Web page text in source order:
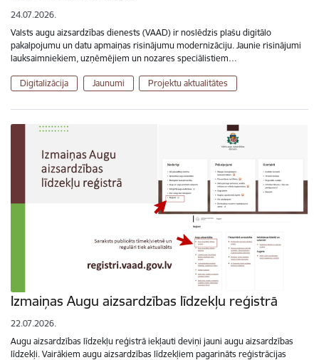
24.07.2026.
Valsts augu aizsardzības dienests (VAAD) ir noslēdzis plašu digitālo
pakalpojumu un datu apmaiņas risinājumu modernizāciju. Jaunie risinājumi
lauksaimniekiem, uzņēmējiem un nozares speciālistiem…
Digitalizācija Jaunumi Projektu aktualitātes
Izmaiņas Augu aizsardzības līdzekļu reģistrā
22.07.2026.
Augu aizsardzības līdzekļu reģistrā iekļauti deviņi jauni augu aizsardzības
līdzekļi. Vairākiem augu aizsardzības līdzekļiem pagarināts reģistrācijas